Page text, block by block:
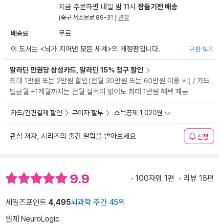
지금 주문하면 내일 밤 11시 잠들기전 배송
(중구 서소문로 89-31 ) 변경
배송료
무료
이 도서는 <뇌가 지어낸 모든 세계 >의 개정판입니다. 구판 보기
알라딘 만권당 삼성카드, 알라딘 15% 청구 할인
최대 1만원 또는 2만원 할인(전월 30만원 또는 60만원 이용 시) / 카드
발급월 +1개월까지는 전월 실적이 없어도 최대 1만원 혜택 제공
카드/간편결제 할인 무이자 할부 소득공제 1,020원
관심 저자, 시리즈의 출간 알림을 받아보세요 신청
9.9 100자평 1편 리뷰 18편
세일즈포인트 4,495뇌과학 주간 45위
원제 NeuroLogic